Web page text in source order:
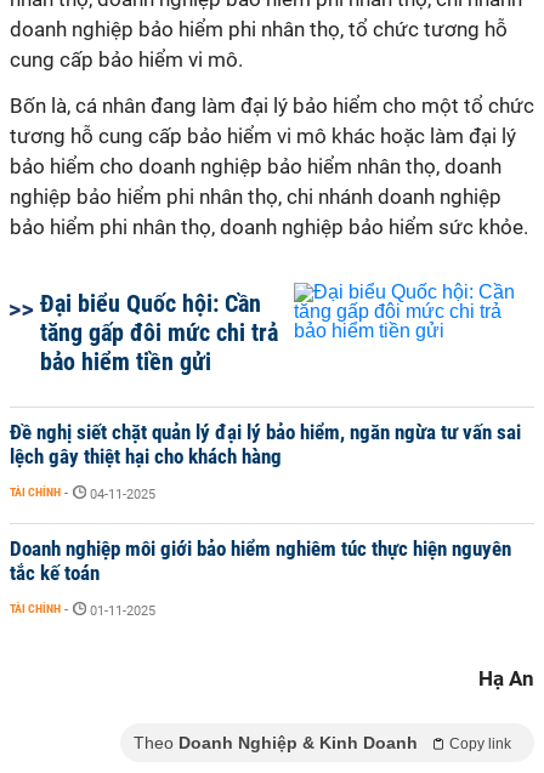
doanh nghiệp bảo hiểm phi nhân thọ, tổ chức tương hỗ
cung cấp bảo hiểm vi mô.
Bốn là, cá nhân đang làm đại lý bảo hiểm cho một tổ chức
tương hỗ cung cấp bảo hiểm vi mô khác hoặc làm đại lý
bảo hiểm cho doanh nghiệp bảo hiểm nhân thọ, doanh
nghiệp bảo hiểm phi nhân thọ, chi nhánh doanh nghiệp
bảo hiểm phi nhân thọ, doanh nghiệp bảo hiểm sức khỏe.
Đại biểu Quốc hội: Cần
tăng gấp đôi mức chi trả
bảo hiểm tiền gửi
Đề nghị siết chặt quản lý đại lý bảo hiểm, ngăn ngừa tư vấn sai
lệch gây thiệt hại cho khách hàng
TÀI CHÍNH - 04-11-2025
Doanh nghiệp môi giới bảo hiểm nghiêm túc thực hiện nguyên
tắc kế toán
TÀI CHÍNH - 01-11-2025
Hạ An
Theo Doanh Nghiệp & Kinh Doanh Copy link